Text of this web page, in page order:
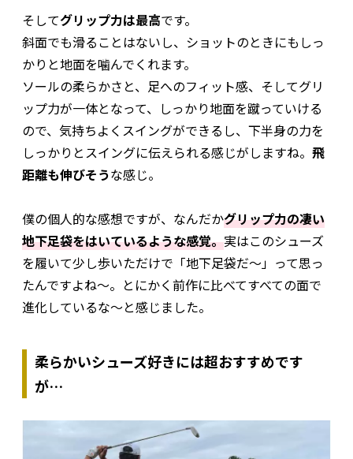
そしてグリップ力は最高です。
斜面でも滑ることはないし、ショットのときにもしっ
かりと地面を噛んでくれます。
ソールの柔らかさと、足へのフィット感、そしてグリ
ップ力が一体となって、しっかり地面を蹴っていける
ので、気持ちよくスイングができるし、下半身の力を
しっかりとスイングに伝えられる感じがしますね。 飛
距離も伸びそうな感じ。
僕の個人的な感想ですが、なんだかグリップ力の凄い
地下足袋をはいているような感覚。実はこのシューズ
を履いて少し歩いただけで「地下足袋だ～」って思っ
たんですよね～。とにかく前作に比べてすべての面で
進化しているな～と感じました。
柔らかいシューズ好きには超おすすめです
が…